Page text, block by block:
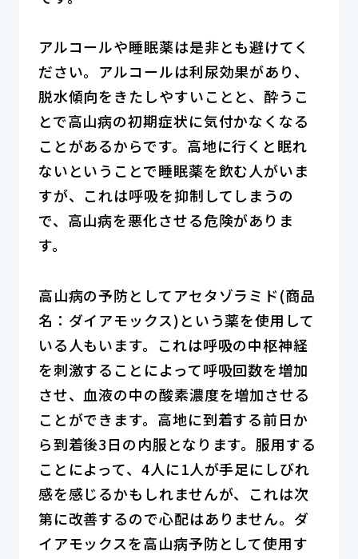
アルコールや睡眠薬は是非とも避けてく
ださい。アルコールは利尿効果があり、
脱水傾向をきたしやすいことと、酔うこ
とで高山病の初期症状に気付かなくなる
ことがあるからです。高地に行くと眠れ
ないということで睡眠薬を飲む人がいま
すが、これは呼吸を抑制してしまうの
で、高山病を悪化させる危険がありま
す。
高山病の予防としてアセタゾラミド(商品
名：ダイアモックス)という薬を使用して
いる人もいます。これは呼吸の中枢神経
を刺激することによって呼吸回数を増加
させ、血液の中の酸素濃度を増加させる
ことができます。高地に到着する前日か
ら到着後3日の内服となります。服用する
ことによって、4人に1人が手足にしびれ
感を感じるかもしれませんが、これは次
第に改善するので心配はありません。ダ
イアモックスを高山病予防として使用す